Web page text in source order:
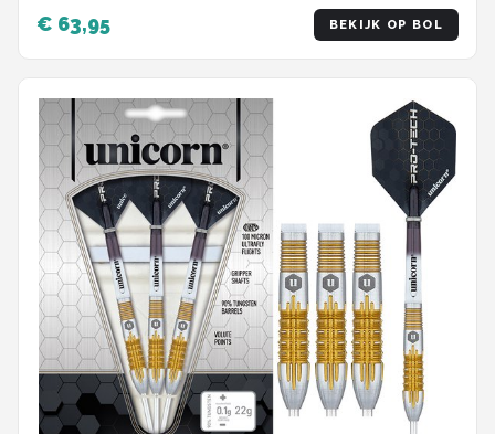
€ 63,95 BEKIJK OP BOL